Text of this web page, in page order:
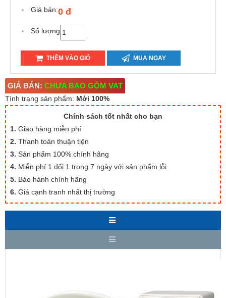
Giá bán:0 đ
Số lượng
THÊM VÀO GIỎ MUA NGAY
GIÁ BÁN: CHƯA BAO GỒM VAT
Tình trạng sản phẩm: Mới 100%
Chính sách tốt nhất cho bạn
1. Giao hàng miễn phí
2. Thanh toán thuận tiện
3. Sản phẩm 100% chính hãng
4. Miễn phí 1 đổi 1 trong 7 ngày với sản phẩm lỗi
5. Bảo hành chính hãng
6. Giá cạnh tranh nhất thị trường